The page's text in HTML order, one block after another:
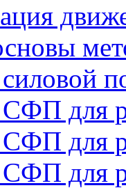
для
для
для